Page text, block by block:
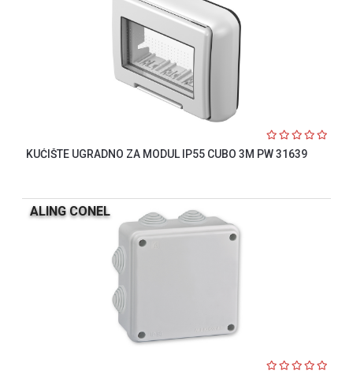
KUĆIŠTE UGRADNO ZA MODUL IP55 CUBO 3M PW 31639
ALING CONEL